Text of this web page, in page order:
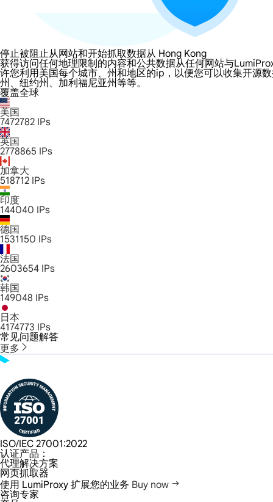
停止被阻止从网站和开始抓取数据从 Hong Kong
获得访问任何地理限制的内容和公共数据从任何网站与
许您利用美国每个城市、州和地区的ip，以便您可以收集开源
州、纽约州、加利福尼亚州等等。
覆盖全球
美国
7472782 IPs
英国
2778865 IPs
加拿大
518712 IPs
印度
144040 IPs
德国
1531150 IPs
法国
2603654 IPs
韩国
149048 IPs
日本
4174773 IPs
常见问题解答
更多
ISO/IEC 27001:2022
认证产品：
代理解决方案
网页抓取器
使用 LumiProxy 扩展您的业务 Buy now
咨询专家